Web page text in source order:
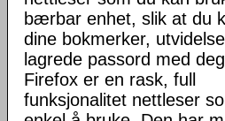
bærbar enhet, slik at du
dine bokmerker,
lagrede passord med
Firefox er en rask, full
funksjonalitet nettleser